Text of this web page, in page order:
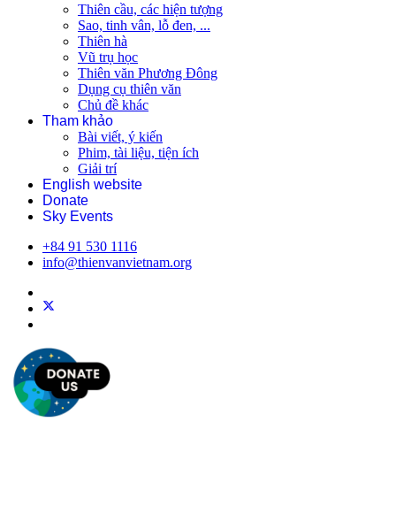
Thiên cầu, các hiện tượng
Sao, tinh vân, lỗ đen, ...
Thiên hà
Vũ trụ học
Thiên văn Phương Đông
Dụng cụ thiên văn
Chủ đề khác
Tham khảo
Bài viết, ý kiến
Phim, tài liệu, tiện ích
Giải trí
English website
Donate
Sky Events
+84 91 530 1116
info@thienvanvietnam.org